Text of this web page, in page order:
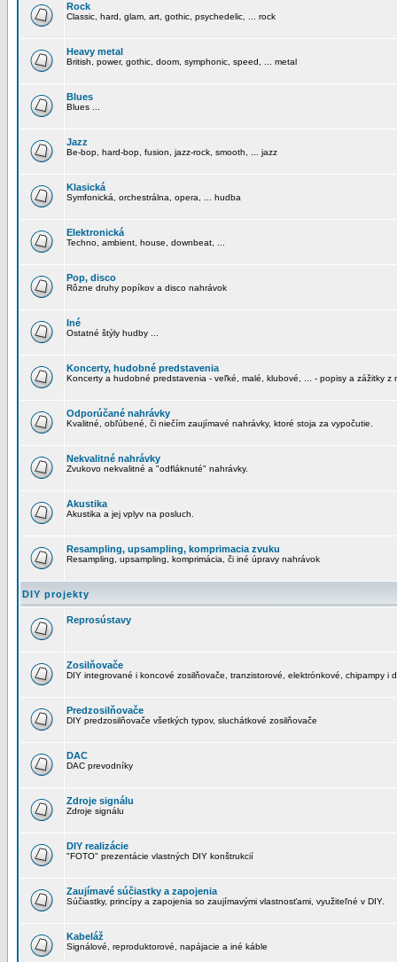
Rock
Classic, hard, glam, art, gothic, psychedelic, ... rock
Heavy metal
British, power, gothic, doom, symphonic, speed, ... metal
Blues
Blues ...
Jazz
Be-bop, hard-bop, fusion, jazz-rock, smooth, ... jazz
Klasická
Symfonická, orchestrálna, opera, ... hudba
Elektronická
Techno, ambient, house, downbeat, ...
Pop, disco
Rôzne druhy popíkov a disco nahrávok
Iné
Ostatné štýly hudby ...
Koncerty, hudobné predstavenia
Koncerty a hudobné predstavenia - veľké, malé, klubové, ... - popisy a zážitky z
Odporúčané nahrávky
Kvalitné, obľúbené, či niečím zaujímavé nahrávky, ktoré stoja za vypočutie.
Nekvalitné nahrávky
Zvukovo nekvalitné a "odfláknuté" nahrávky.
Akustika
Akustika a jej vplyv na posluch.
Resampling, upsampling, komprimacia zvuku
Resampling, upsampling, komprimácia, či iné úpravy nahrávok
DIY projekty
Reprosústavy
Zosilňovače
DIY integrované i koncové zosilňovače, tranzistorové, elektrónkové, chipampy i
Predzosilňovače
DIY predzosilňovače všetkých typov, sluchátkové zosilňovače
DAC
DAC prevodníky
Zdroje signálu
Zdroje signálu
DIY realizácie
"FOTO" prezentácie vlastných DIY konštrukcií
Zaujímavé súčiastky a zapojenia
Súčiastky, princípy a zapojenia so zaujímavými vlastnosťami, využiteľné v DIY.
Kabeláž
Signálové, reproduktorové, napájacie a iné káble